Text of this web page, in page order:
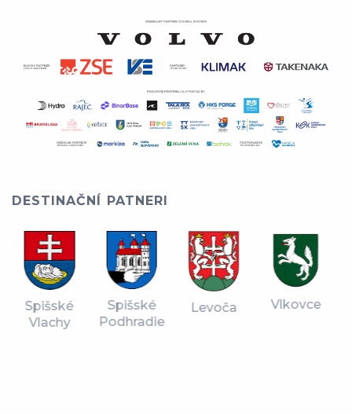
DESTINAČNÍ PATNERI
Spišské
Vlachy
Spišské
Podhradie
Levoča Vlkovce